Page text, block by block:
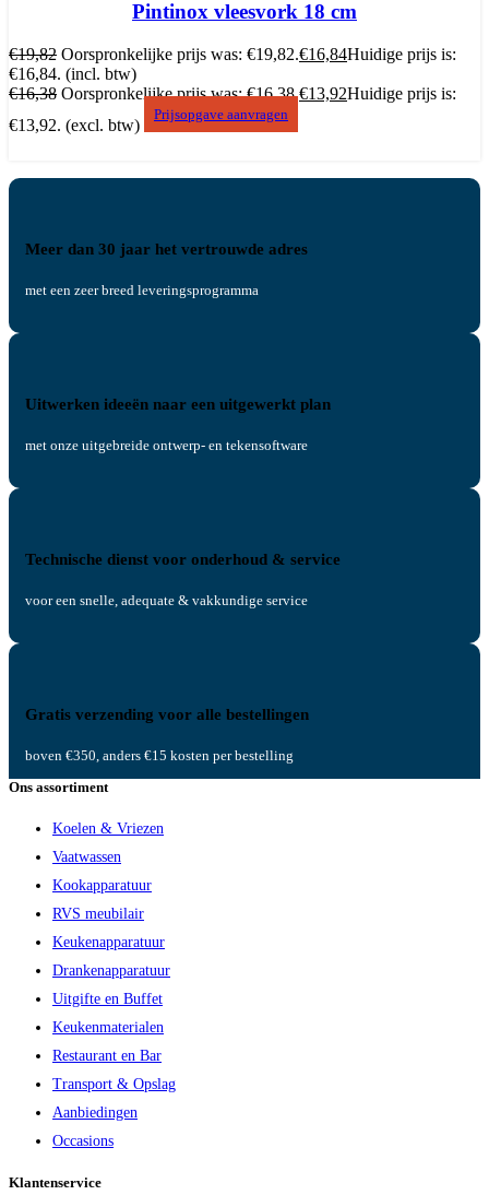
Pintinox vleesvork 18 cm
€19,82 Oorspronkelijke prijs was: €19,82.€16,84Huidige prijs is:
€16,84. (incl. btw)
€16,38 Oorspronkelijke prijs was: €16,38.€13,92Huidige prijs is:
€13,92. (excl. btw)
Prijsopgave aanvragen
Meer dan 30 jaar het vertrouwde adres
met een zeer breed leveringsprogramma
Uitwerken ideeën naar een uitgewerkt plan
met onze uitgebreide ontwerp- en tekensoftware
Technische dienst voor onderhoud & service
voor een snelle, adequate & vakkundige service
Gratis verzending voor alle bestellingen
boven €350, anders €15 kosten per bestelling
Ons assortiment
Koelen & Vriezen
Vaatwassen
Kookapparatuur
RVS meubilair
Keukenapparatuur
Drankenapparatuur
Uitgifte en Buffet
Keukenmaterialen
Restaurant en Bar
Transport & Opslag
Aanbiedingen
Occasions
Klantenservice